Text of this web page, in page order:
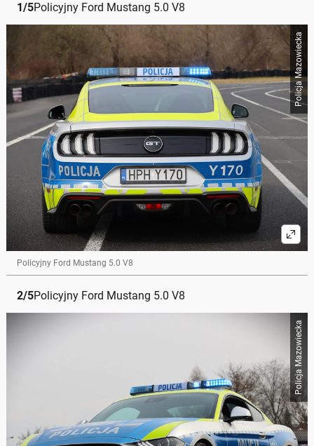
1/5Policyjny Ford Mustang 5.0 V8
Policja Mazowiecka
Policyjny Ford Mustang 5.0 V8
2/5Policyjny Ford Mustang 5.0 V8
Policja Mazowiecka